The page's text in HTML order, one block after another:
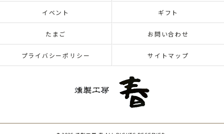
イベント ギフト
たまご お問い合わせ
プライバシーポリシー サイトマップ